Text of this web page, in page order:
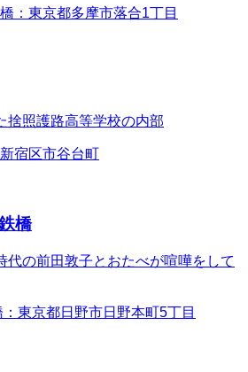
：東京都多摩市落合1丁目
捨照護路高等学校の内部
宿区市谷台町
橋
代の前田敦子とおたべが喧嘩をして
東京都日野市日野本町5丁目